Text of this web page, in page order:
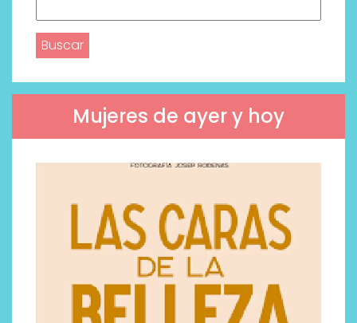
Mujeres de ayer y hoy